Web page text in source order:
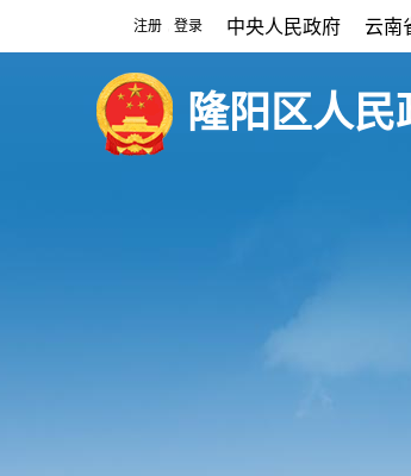
注册 登录 中央人民政府 云南
隆阳区人民